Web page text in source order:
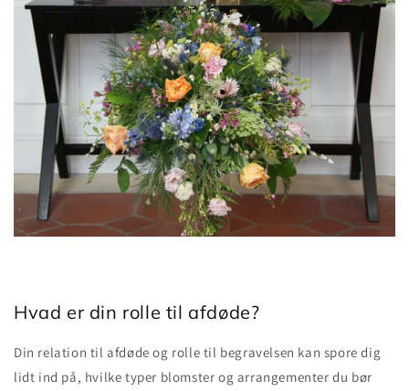
Hvad er din rolle til afdøde?
Din relation til afdøde og rolle til begravelsen kan spore dig
lidt ind på, hvilke typer blomster og arrangementer du bør